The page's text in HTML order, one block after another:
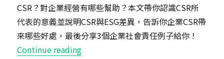
CSR？對企業經營有哪些幫助？本文帶你認識CSR所
代表的意義並說明CSR與ESG差異，告訴你企業CSR帶
來哪些好處，最後分享3個企業社會責任例子給你！
Continue reading“